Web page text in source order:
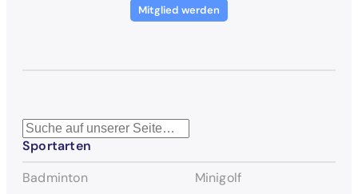
Mitglied werden
S
u
h
Sportarten
Badminton
Minigolf